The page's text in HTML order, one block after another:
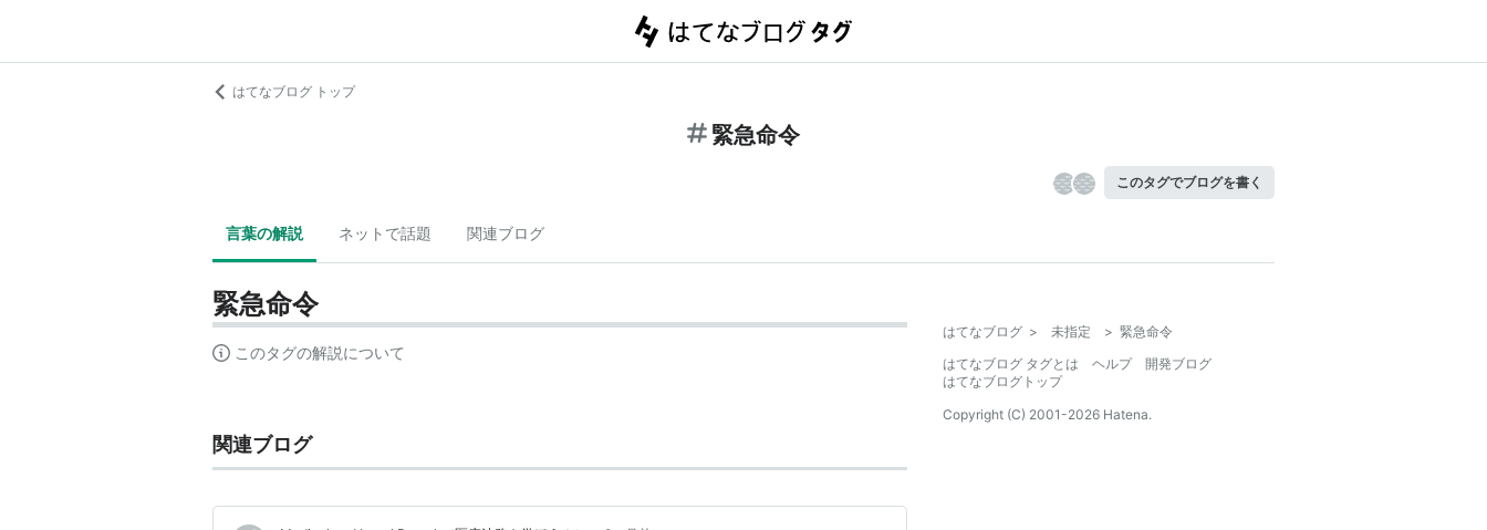
はてなブログ トップ
緊急命令
このタグでブログを書く
言葉の解説 ネットで話題 関連ブログ
緊急命令
このタグの解説について
関連ブログ
はてなブログ > 未指定 > 緊急命令
はてなブログ タグとは
ヘルプ
開発ブログ
はてなブログトップ
Copyright (C) 2001-2026 Hatena.